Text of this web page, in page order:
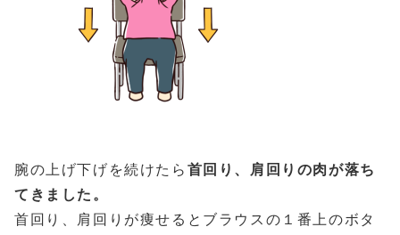
腕の上げ下げを続けたら 首回り、肩回りの肉が落ち
てきました。
首回り、肩回りが痩せるとブラウスの１番上のボタ